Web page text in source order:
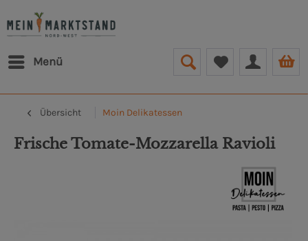
Menü
Übersicht Moin Delikatessen
Frische Tomate-Mozzarella Ravioli